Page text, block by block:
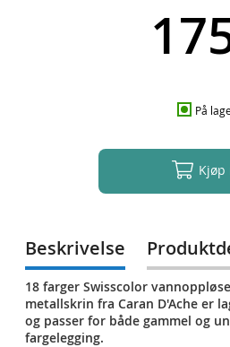
På
Kjøp
Beskrivelse
18 farger Swisscolor
metallskrin fra Caran D'Ache er
og passer for både gammel og
fargelegging.